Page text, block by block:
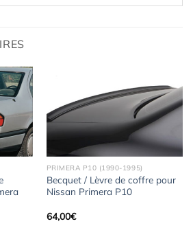
PRIMERA P10 (1990-1995)
Becquet / Lèvre de coffre pour
Nissan Primera P10
64,00€